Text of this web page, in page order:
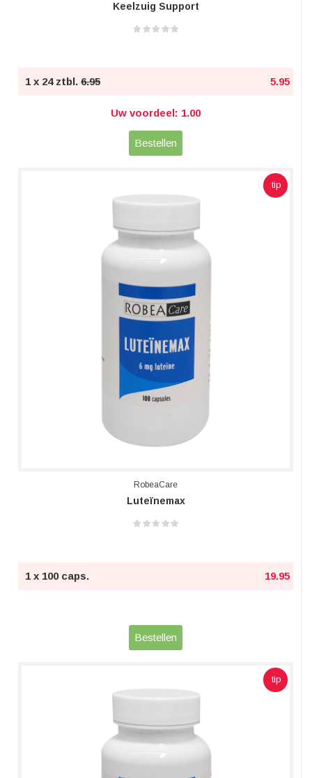
Keelzuig Support
1 x 24 ztbl. 6.95 5.95
Uw voordeel: 1.00
Bestellen
tip
RobeaCare
Luteïnemax
1 x 100 caps. 19.95
Bestellen
tip